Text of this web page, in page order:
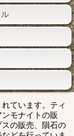
ています。ティ
モナイトの販
の販売、隕石の